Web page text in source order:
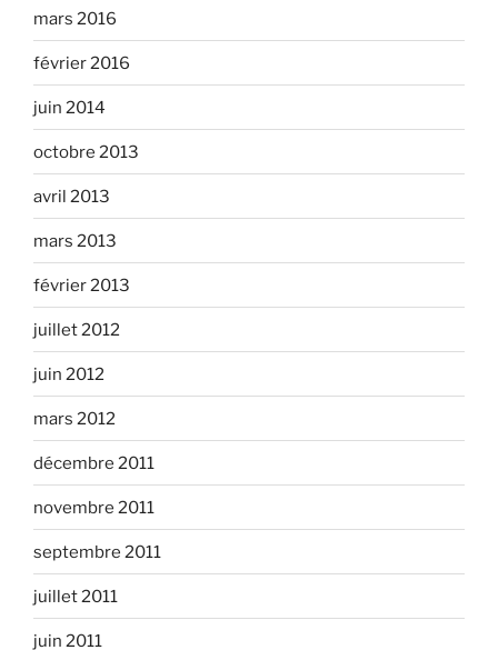
mars 2016
février 2016
juin 2014
octobre 2013
avril 2013
mars 2013
février 2013
juillet 2012
juin 2012
mars 2012
décembre 2011
novembre 2011
septembre 2011
juillet 2011
juin 2011